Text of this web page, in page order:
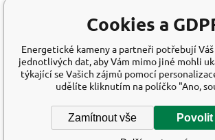
Cookies a
Energetické kameny a partneři potřebují
jednotlivých dat, aby Vám mimo jiné mohli
týkající se Vašich zájmů pomocí
udělíte kliknutím na políčko "Ano,
Zamítnout vše